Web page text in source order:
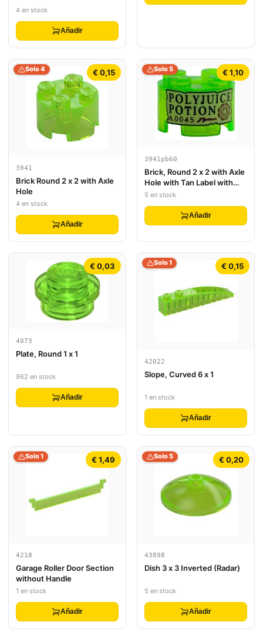
4 en stock
Añadir
€ 0,15
Solo 4
3941
Brick Round 2 x 2 with Axle
Hole
4 en stock
Añadir
€ 1,10
Solo 5
3941pb60
Brick, Round 2 x 2 with Axle
Hole with Tan Label with
Black 'POLYJUICE POTION'
Symbol Pattern
5 en stock
Añadir
€ 0,03
4073
Plate, Round 1 x 1
962 en stock
Añadir
€ 0,15
Solo 1
42022
Slope, Curved 6 x 1
1 en stock
Añadir
€ 1,49
Solo 1
4218
Garage Roller Door Section
without Handle
1 en stock
Añadir
€ 0,20
Solo 5
43898
Dish 3 x 3 Inverted (Radar)
5 en stock
Añadir